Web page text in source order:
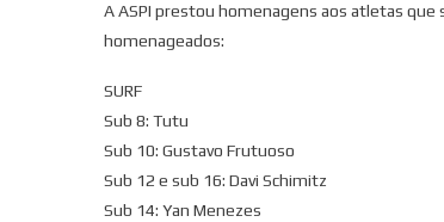
A ASPI prestou homenagens aos atletas
homenageados:
SURF
Sub 8: Tutu
Sub 10: Gustavo Frutuoso
Sub 12 e sub 16: Davi Schimitz
Sub 14: Yan Menezes